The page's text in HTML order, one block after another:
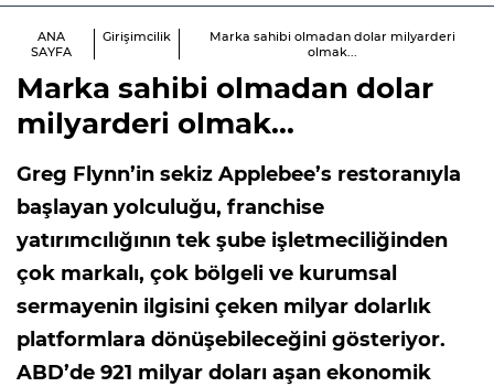
ANA
SAYFA
Girişimcilik
Marka sahibi olmadan dolar milyarderi
olmak...
Marka sahibi olmadan dolar
milyarderi olmak...
Greg Flynn’in sekiz Applebee’s restoranıyla
başlayan yolculuğu, franchise
yatırımcılığının tek şube işletmeciliğinden
çok markalı, çok bölgeli ve kurumsal
sermayenin ilgisini çeken milyar dolarlık
platformlara dönüşebileceğini gösteriyor.
ABD’de 921 milyar doları aşan ekonomik